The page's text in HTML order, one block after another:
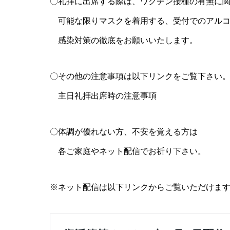
可能な限りマスクを着用する、受付でのアルコ
感染対策の徹底をお願いいたします。
〇その他の注意事項は以下リンクをご覧下さい。
主日礼拝出席時の注意事項
〇体調が優れない方、不安を覚える方は
各ご家庭やネット配信でお祈り下さい。
※ネット配信は以下リンクからご覧いただけます